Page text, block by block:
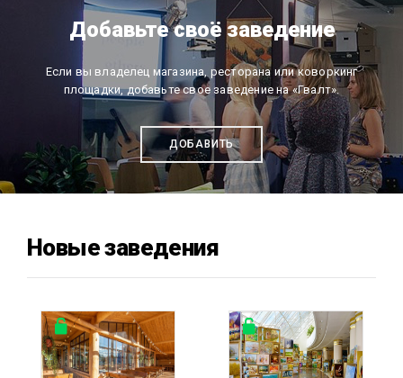
Добавьте своё заведение
Если вы владелец магазина, ресторана или коворкинг
площадки, добавьте свое заведение на «Гвалт».
ДОБАВИТЬ
Новые заведения